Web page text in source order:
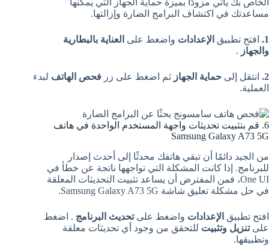
الخاص بك يأتي مزودًا بميزة حماية الجهاز التي يمكنها
مساعدتك في اكتشاف البرامج الضارة وإزالتها.
1. افتح تطبيق الإعدادات واضغط على العناية بالبطارية
والجهاز .
2. انتقل إلى حماية الجهاز ثم اضغط على زر فحص الهاتف لبدء
العملية.
6. قم بتثبيت تحديثات واجهة المستخدم الواحدة في هاتف
Samsung Galaxy A73 5G
من الجيد دائمًا أن تبقي هاتفك محدثًا إلى أحدث إصدار
للبرنامج. إذا كانت المشكلة التي تواجهها ناتجة عن خطأ في
One UI، فمن المفترض أن يساعد تثبيت التحديثات المعلقة
في حل مشكلة تعليق شاشة Samsung Galaxy A73 5G.
افتح تطبيق الإعدادات واضغط علىتحديث البرنامج . اضغط
علىتنزيل وتثبيت للتحقق من وجود أي تحديثات معلقة
وتطبيقها.